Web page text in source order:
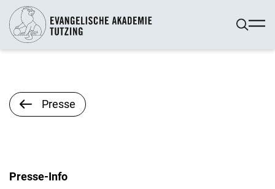
Presse
Presse-Info